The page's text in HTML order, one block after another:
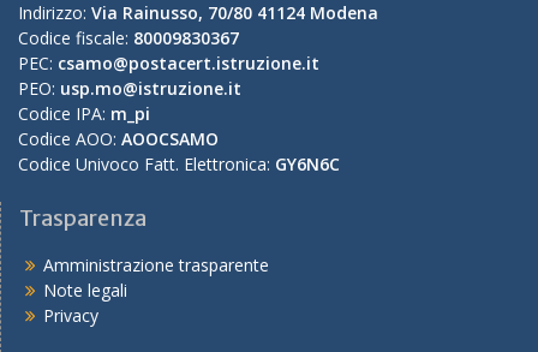
Indirizzo: Via Rainusso, 70/80 41124 Modena
Codice fiscale: 80009830367
PEC: csamo@postacert.istruzione.it
PEO: usp.mo@istruzione.it
Codice IPA: m_pi
Codice AOO: AOOCSAMO
Codice Univoco Fatt. Elettronica: GY6N6C
Trasparenza
Amministrazione trasparente
Note legali
Privacy